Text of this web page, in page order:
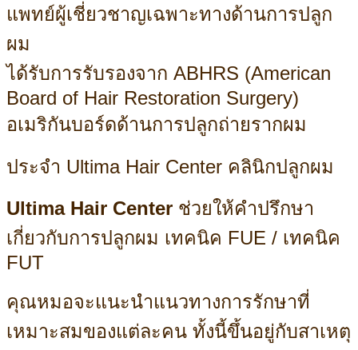
แพทย์ผู้เชี่ยวชาญเฉพาะทางด้านการปลูก
ผม
ได้รับการรับรองจาก ABHRS (American
Board of Hair Restoration Surgery)
อเมริกันบอร์ดด้านการปลูกถ่ายรากผม
ประจำ Ultima Hair Center คลินิกปลูกผม
Ultima Hair Center ช่วยให้คำปรึกษา
เกี่ยวกับการปลูกผม เทคนิค FUE / เทคนิค
FUT
คุณหมอจะแนะนำแนวทางการรักษาที่
เหมาะสมของแต่ละคน ทั้งนี้ขึ้นอยู่กับสาเหตุ